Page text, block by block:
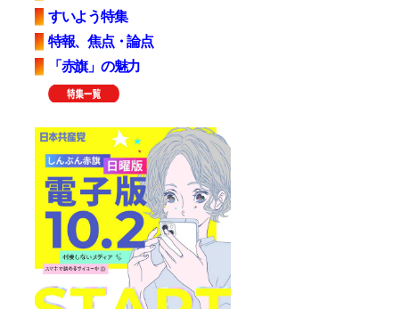
すいよう特集
特報、焦点・論点
「赤旗」の魅力